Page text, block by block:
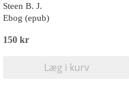
Steen B. J.
Ebog (epub)
150 kr
Læg i kurv